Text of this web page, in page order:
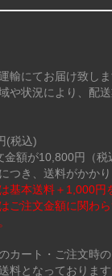
輸にてお届け致しま
や状況により、配送
(税込)
金額が10,800円（税
つき、送料がかかり
基本送料＋1,000円
ご注文金額に関わ
カート・ご注文時
料となっております